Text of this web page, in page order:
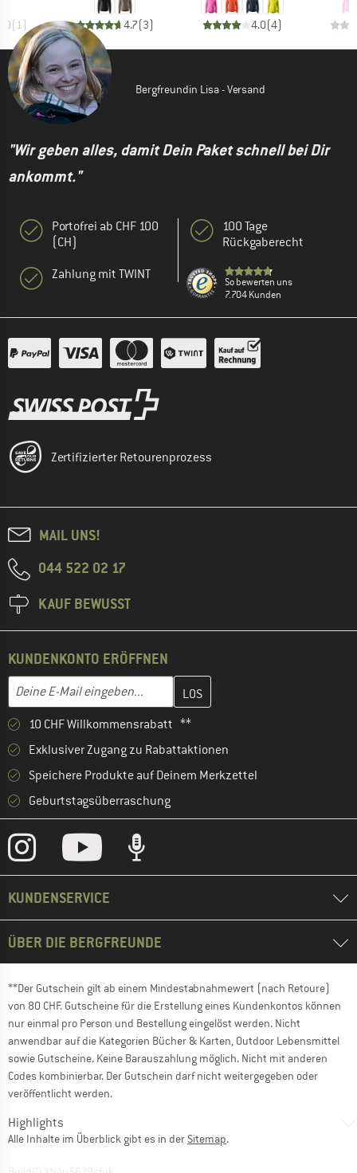
(1) 4.7(3) 4.0(4)
Bergfreundin Lisa - Versand
"Wir geben alles, damit Dein Paket schnell bei Dir
ankommt."
Portofrei ab CHF 100
(CH)
Zahlung mit TWINT
100 Tage
Rückgaberecht
So bewerten uns
7.704 Kunden
Zertifizierter Retourenprozess
MAIL UNS!
044 522 02 17
KAUF BEWUSST
KUNDENKONTO ERÖFFNEN
E-Mail-Adresse
Gib hier deine E-Mail-Adresse ein und erstelle im nächsten
10 CHF Willkommensrabatt **
Exklusiver Zugang zu Rabattaktionen
Speichere Produkte auf Deinem Merkzettel
Geburtstagsüberraschung
KUNDENSERVICE
ÜBER DIE BERGFREUNDE
**Der Gutschein gilt ab einem Mindestabnahmewert (nach Retoure)
von 80 CHF. Gutscheine für die Erstellung eines Kundenkontos können
nur einmal pro Person und Bestellung eingelöst werden. Nicht
anwendbar auf die Kategorien Bücher & Karten, Outdoor Lebensmittel
sowie Gutscheine. Keine Barauszahlung möglich. Nicht mit anderen
Codes kombinierbar. Der Gutschein darf nicht weitergegeben oder
veröffentlicht werden.
Highlights
Alle Inhalte im Überblick gibt es in der Sitemap.